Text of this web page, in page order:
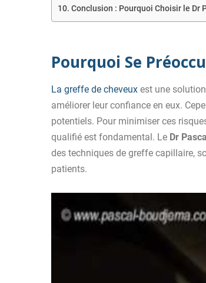
Conclusion : Pourquoi Choisir le Dr
Pourquoi Se
La greffe de cheveux est une
améliorer leur confiance en eux.
potentiels. Pour minimiser ces
qualifié est fondamental. Le Dr
des techniques de greffe capillaire,
patients.